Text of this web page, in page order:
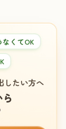
くてOK
したい方へ